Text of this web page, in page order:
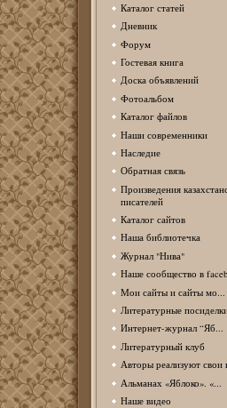
Каталог статей
Дневник
Форум
Гостевая книга
Доска объявлений
Фотоальбом
Каталог файлов
Наши современники
Наследие
Обратная связь
Произведения
писателей
Каталог сайтов
Наша библиотечка
Журнал "Нива"
Наше сообщество в
Мои сайты и сайты мо...
Литературные
Интернет-журнал “Яб...
Литературный клуб
Авторы реализуют свои
Альманах «Яблоко». «...
Наше видео